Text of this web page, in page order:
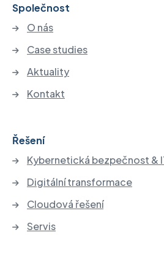
Společnost
O nás
Case studies
Aktuality
Kontakt
Řešení
Kybernetická bezpečnost &
Digitální transformace
Cloudová řešení
Servis